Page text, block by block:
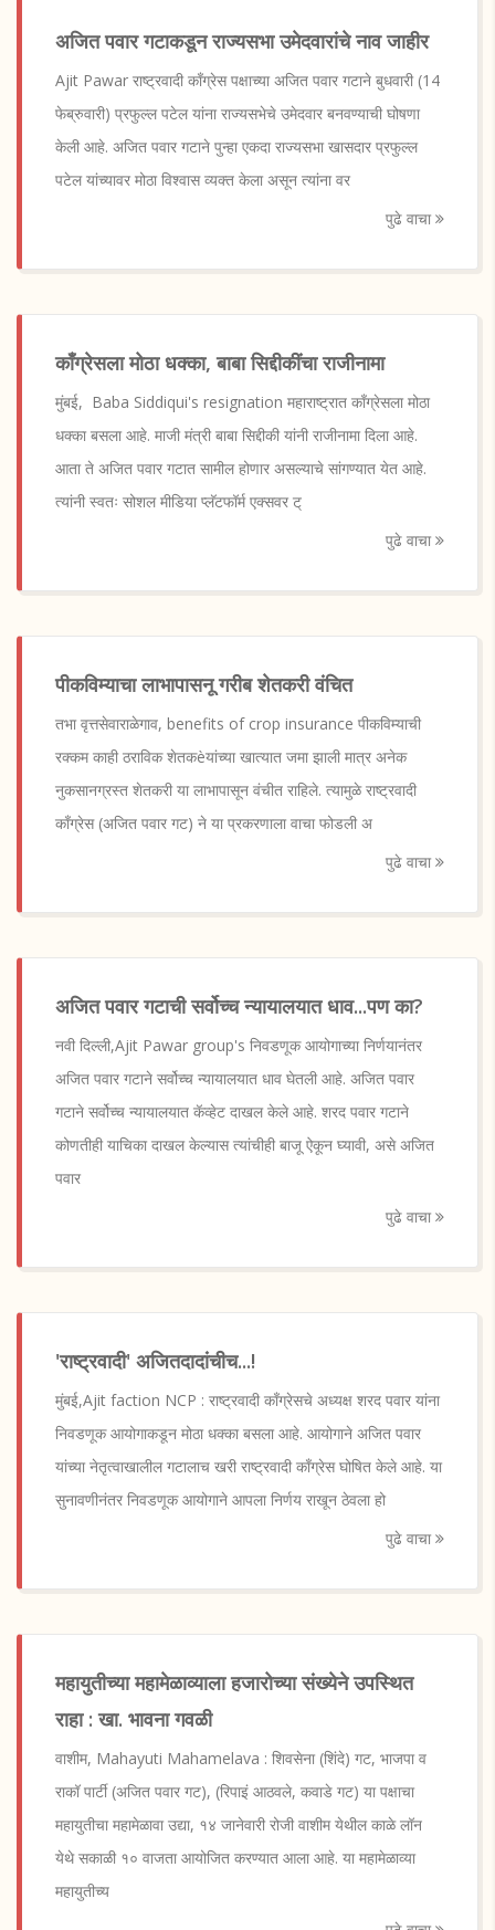
अजित पवार गटाकडून राज्यसभा उमेदवारांचे नाव जाहीर
Ajit Pawar राष्ट्रवादी काँग्रेस पक्षाच्या अजित पवार गटाने बुधवारी (14
फेब्रुवारी) प्रफुल्ल पटेल यांना राज्यसभेचे उमेदवार बनवण्याची घोषणा
केली आहे. अजित पवार गटाने पुन्हा एकदा राज्यसभा खासदार प्रफुल्ल
पटेल यांच्यावर मोठा विश्वास व्यक्त केला असून त्यांना वर
पुढे वाचा
काँग्रेसला मोठा धक्का, बाबा सिद्दीकींचा राजीनामा
मुंबई, Baba Siddiqui's resignation महाराष्ट्रात काँग्रेसला मोठा
धक्का बसला आहे. माजी मंत्री बाबा सिद्दीकी यांनी राजीनामा दिला आहे.
आता ते अजित पवार गटात सामील होणार असल्याचे सांगण्यात येत आहे.
त्यांनी स्वतः सोशल मीडिया प्लॅटफॉर्म एक्सवर ट्
पुढे वाचा
पीकविम्याचा लाभापासनू गरीब शेतकरी वंचित
तभा वृत्तसेवाराळेगाव, benefits of crop insurance पीकविम्याची
रक्कम काही ठराविक शेतकèयांच्या खात्यात जमा झाली मात्र अनेक
नुकसानग्रस्त शेतकरी या लाभापासून वंचीत राहिले. त्यामुळे राष्ट्रवादी
काँग्रेस (अजित पवार गट) ने या प्रकरणाला वाचा फोडली अ
पुढे वाचा
अजित पवार गटाची सर्वोच्च न्यायालयात धाव...पण का?
नवी दिल्ली,Ajit Pawar group's निवडणूक आयोगाच्या निर्णयानंतर
अजित पवार गटाने सर्वोच्च न्यायालयात धाव घेतली आहे. अजित पवार
गटाने सर्वोच्च न्यायालयात कॅव्हेट दाखल केले आहे. शरद पवार गटाने
कोणतीही याचिका दाखल केल्यास त्यांचीही बाजू ऐकून घ्यावी, असे अजित
पवार
पुढे वाचा
'राष्ट्रवादी' अजितदादांचीच...!
मुंबई,Ajit faction NCP : राष्ट्रवादी काँग्रेसचे अध्यक्ष शरद पवार यांना
निवडणूक आयोगाकडून मोठा धक्का बसला आहे. आयोगाने अजित पवार
यांच्या नेतृत्वाखालील गटालाच खरी राष्ट्रवादी काँग्रेस घोषित केले आहे. या
सुनावणीनंतर निवडणूक आयोगाने आपला निर्णय राखून ठेवला हो
पुढे वाचा
महायुतीच्या महामेळाव्याला हजारोच्या संख्येने उपस्थित
राहा : खा. भावना गवळी
वाशीम, Mahayuti Mahamelava : शिवसेना (शिंदे) गट, भाजपा व
राकॉ पार्टी (अजित पवार गट), (रिपाइं आठवले, कवाडे गट) या पक्षाचा
महायुतीचा महामेळावा उद्या, १४ जानेवारी रोजी वाशीम येथील काळे लॉन
येथे सकाळी १० वाजता आयोजित करण्यात आला आहे. या महामेळाव्या
महायुतीच्य